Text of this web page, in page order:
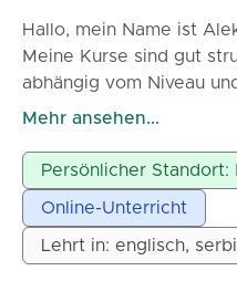
Hallo, mein Name ist
Meine Kurse sind gut
abhängig vom Niveau
Ob Sie Englisch für
schaffe eine entspannte
Lernumgebung, in der
Verständnisfähigkeiten
können.
Ich freue mich darauf,
Mehr ansehen...
Persönlicher Standort:
Online-Unterricht
Lehrt in: englisch,